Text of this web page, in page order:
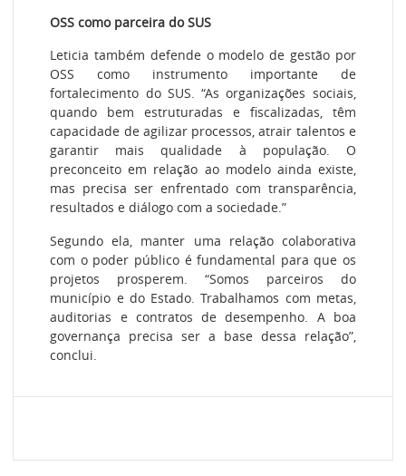
OSS como parceira do SUS
Leticia também defende o modelo de gestão por
OSS como instrumento importante de
fortalecimento do SUS. “As organizações sociais,
quando bem estruturadas e fiscalizadas, têm
capacidade de agilizar processos, atrair talentos e
garantir mais qualidade à população. O
preconceito em relação ao modelo ainda existe,
mas precisa ser enfrentado com transparência,
resultados e diálogo com a sociedade.”
Segundo ela, manter uma relação colaborativa
com o poder público é fundamental para que os
projetos prosperem. “Somos parceiros do
município e do Estado. Trabalhamos com metas,
auditorias e contratos de desempenho. A boa
governança precisa ser a base dessa relação”,
conclui.